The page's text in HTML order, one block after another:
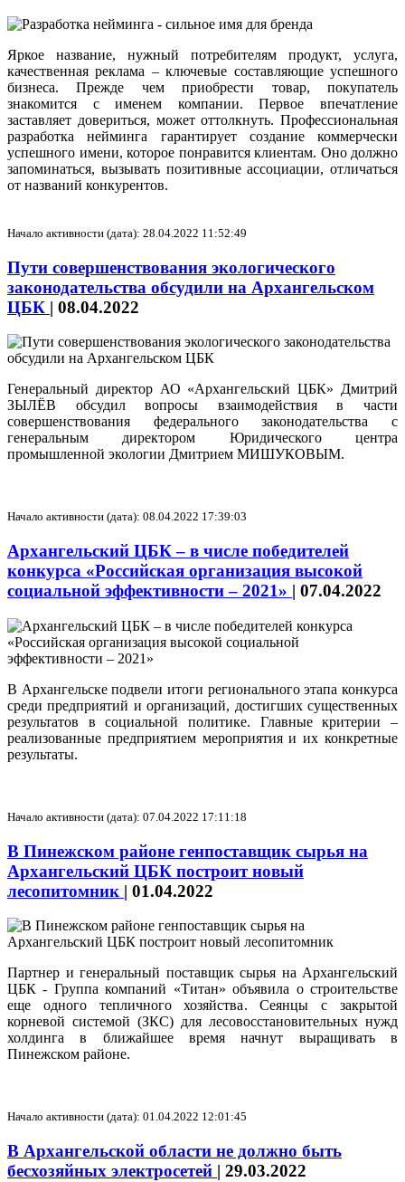
Яркое название, нужный потребителям продукт, услуга,
качественная реклама – ключевые составляющие успешного
бизнеса. Прежде чем приобрести товар, покупатель
знакомится с именем компании. Первое впечатление
заставляет довериться, может оттолкнуть. Профессиональная
разработка нейминга гарантирует создание коммерчески
успешного имени, которое понравится клиентам. Оно должно
запоминаться, вызывать позитивные ассоциации, отличаться
от названий конкурентов.
Начало активности (дата): 28.04.2022 11:52:49
Пути совершенствования экологического
законодательства обсудили на Архангельском
ЦБК | 08.04.2022
Генеральный директор АО «Архангельский ЦБК» Дмитрий
ЗЫЛЁВ обсудил вопросы взаимодействия в части
совершенствования федерального законодательства с
генеральным директором Юридического центра
промышленной экологии Дмитрием МИШУКОВЫМ.
Начало активности (дата): 08.04.2022 17:39:03
Архангельский ЦБК – в числе победителей
конкурса «Российская организация высокой
социальной эффективности – 2021» | 07.04.2022
В Архангельске подвели итоги регионального этапа конкурса
среди предприятий и организаций, достигших существенных
результатов в социальной политике. Главные критерии –
реализованные предприятием мероприятия и их конкретные
результаты.
Начало активности (дата): 07.04.2022 17:11:18
В Пинежском районе генпоставщик сырья на
Архангельский ЦБК построит новый
лесопитомник | 01.04.2022
Партнер и генеральный поставщик сырья на Архангельский
ЦБК - Группа компаний «Титан» объявила о строительстве
еще одного тепличного хозяйства. Сеянцы с закрытой
корневой системой (ЗКС) для лесовосстановительных нужд
холдинга в ближайшее время начнут выращивать в
Пинежском районе.
Начало активности (дата): 01.04.2022 12:01:45
В Архангельской области не должно быть
бесхозяйных электросетей | 29.03.2022